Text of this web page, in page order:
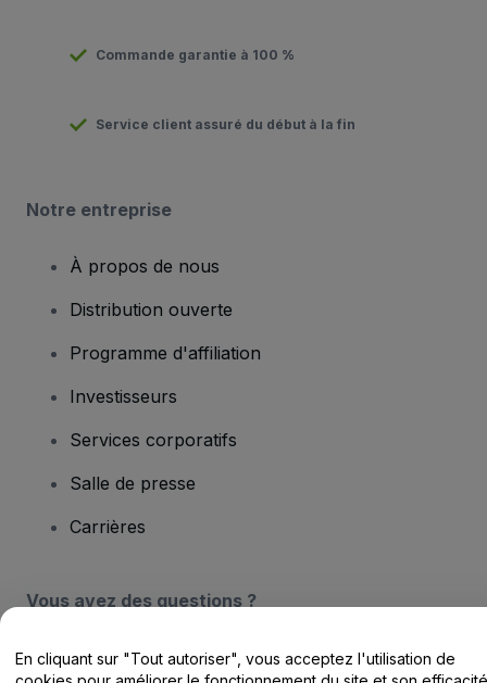
Commande garantie à 100 %
Service client assuré du début à la fin
Notre entreprise
À propos de nous
Distribution ouverte
Programme d'affiliation
Investisseurs
Services corporatifs
Salle de presse
Carrières
Vous avez des questions ?
Centre d'assistance / Nous contacter
En cliquant sur "Tout autoriser", vous acceptez l'utilisation de